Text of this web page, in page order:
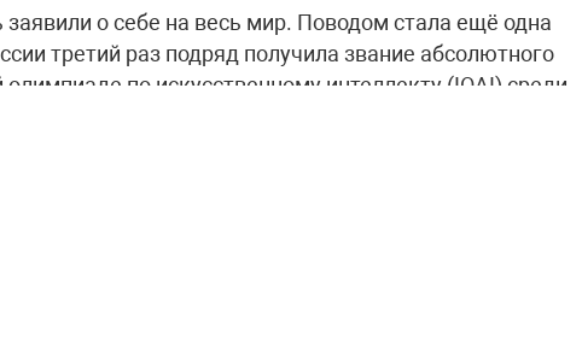
о себе на весь мир. Поводом стала ещё одна
третий раз подряд получила звание абсолютного
по искусственному интеллекту (IOAI) среди